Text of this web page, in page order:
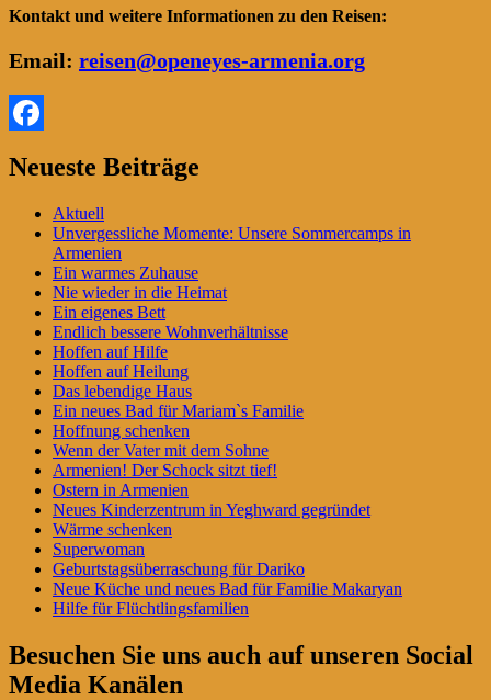
Kontakt und weitere Informationen zu den Reisen:
Email: reisen@openeyes-armenia.org
Primärer
Widgetbereich
Neueste Beiträge
Aktuell
Unvergessliche Momente: Unsere Sommercamps in
Armenien
Ein warmes Zuhause
Nie wieder in die Heimat
Ein eigenes Bett
Endlich bessere Wohnverhältnisse
Hoffen auf Hilfe
Hoffen auf Heilung
Das lebendige Haus
Ein neues Bad für Mariam`s Familie
Hoffnung schenken
Wenn der Vater mit dem Sohne
Armenien! Der Schock sitzt tief!
Ostern in Armenien
Neues Kinderzentrum in Yeghward gegründet
Wärme schenken
Superwoman
Geburtstagsüberraschung für Dariko
Neue Küche und neues Bad für Familie Makaryan
Hilfe für Flüchtlingsfamilien
Besuchen Sie uns auch auf unseren Social
Media Kanälen